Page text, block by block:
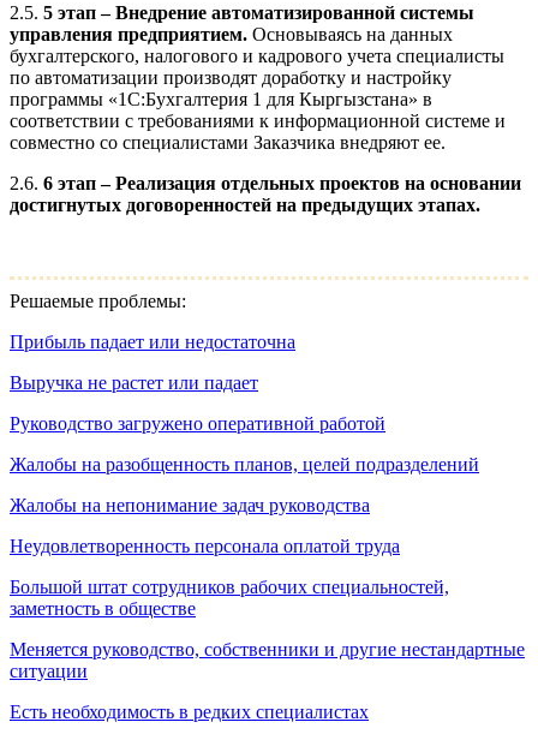
2.5. 5 этап – Внедрение автоматизированной системы
управления предприятием. Основываясь на данных
бухгалтерского, налогового и кадрового учета специалисты
по автоматизации производят доработку и настройку
программы «1С:Бухгалтерия 1 для Кыргызстана» в
соответствии с требованиями к информационной системе и
совместно со специалистами Заказчика внедряют ее.
2.6. 6 этап – Реализация отдельных проектов на основании
достигнутых договоренностей на предыдущих этапах.
Решаемые проблемы:
Прибыль падает или недостаточна
Выручка не растет или падает
Руководство загружено оперативной работой
Жалобы на разобщенность планов, целей подразделений
Жалобы на непонимание задач руководства
Неудовлетворенность персонала оплатой труда
Большой штат сотрудников рабочих специальностей,
заметность в обществе
Меняется руководство, собственники и другие нестандартные
ситуации
Есть необходимость в редких специалистах